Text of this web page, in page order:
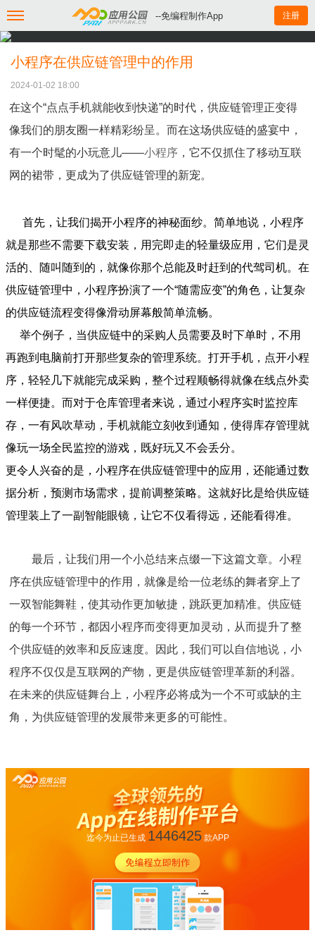
--免编程制作App 注册
小程序在供应链管理中的作用
2024-01-02 18:00
在这个“点点手机就能收到快递”的时代，供应链管理正变得
像我们的朋友圈一样精彩纷呈。而在这场供应链的盛宴中，
有一个时髦的小玩意儿——小程序 ，它不仅抓住了移动互联
网的裙带，更成为了供应链管理的新宠。
首先，让我们揭开小程序的神秘面纱。简单地说，小程序
就是那些不需要下载安装，用完即走的轻量级应用，它们是灵
活的、随叫随到的，就像你那个总能及时赶到的代驾司机。在
供应链管理中，小程序扮演了一个“随需应变”的角色，让复杂
的供应链流程变得像滑动屏幕般简单流畅。
举个例子，当供应链中的采购人员需要及时下单时，不用
再跑到电脑前打开那些复杂的管理系统。打开手机，点开小程
序，轻轻几下就能完成采购，整个过程顺畅得就像在线点外卖
一样便捷。而对于仓库管理者来说，通过小程序实时监控库
存，一有风吹草动，手机就能立刻收到通知，使得库存管理就
像玩一场全民监控的游戏，既好玩又不会丢分。
更令人兴奋的是，小程序在供应链管理中的应用，还能通过数
据分析，预测市场需求，提前调整策略。这就好比是给供应链
管理装上了一副智能眼镜，让它不仅看得远，还能看得准。
最后，让我们用一个小总结来点缀一下这篇文章。小程
序在供应链管理中的作用，就像是给一位老练的舞者穿上了
一双智能舞鞋，使其动作更加敏捷，跳跃更加精准。供应链
的每一个环节，都因小程序而变得更加灵动，从而提升了整
个供应链的效率和反应速度。因此，我们可以自信地说，小
程序不仅仅是互联网的产物，更是供应链管理革新的利器。
在未来的供应链舞台上，小程序必将成为一个不可或缺的主
角，为供应链管理的发展带来更多的可能性。
迄今为止已生成 1446425款APP